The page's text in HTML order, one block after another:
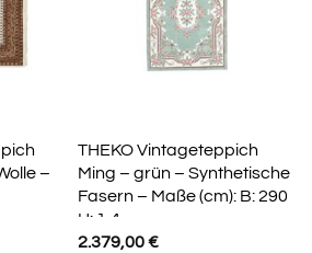
–
THEKO Vintageteppich
Ming – grün – Synthetische
Fasern – Maße (cm): B: 290
H: 1,4
2.379,00€